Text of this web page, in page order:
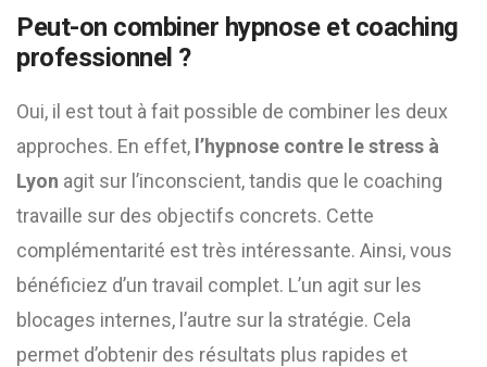
Peut-on combiner hypnose et coaching
professionnel ?
Oui, il est tout à fait possible de combiner les deux
approches. En effet, l’hypnose contre le stress à
Lyon agit sur l’inconscient, tandis que le coaching
travaille sur des objectifs concrets. Cette
complémentarité est très intéressante. Ainsi, vous
bénéficiez d’un travail complet. L’un agit sur les
blocages internes, l’autre sur la stratégie. Cela
permet d’obtenir des résultats plus rapides et